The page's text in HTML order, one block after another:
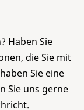
Haben Sie
die Sie mit
Sie eine
Sie uns gerne